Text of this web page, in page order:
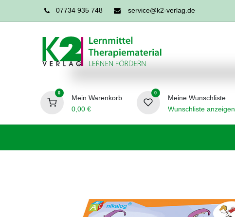
07734 935 748 service@k2-verlag.de
0
Mein Warenkorb
0,00€
0
Meine Wunschliste
Wunschliste anzeigen